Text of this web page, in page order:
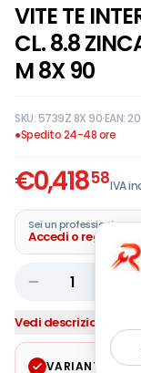
VITE TE
CL. 8.8
M 8X 90
SKU:5739Z 8X 90·EAN:
●Spedito 24-48 ore
€0,41858IVA
Sei un professionista?
Accedi o registra
1
Vedi descrizione
VARIANTE